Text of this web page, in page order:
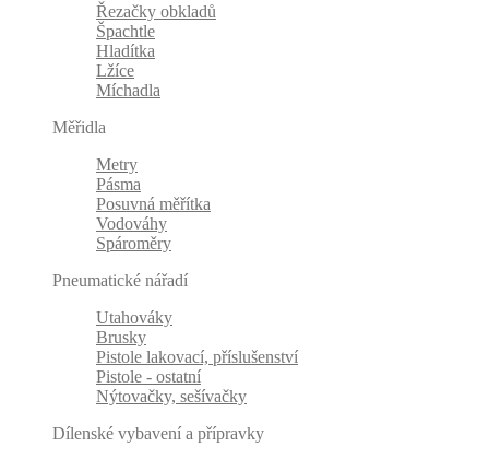
Řezačky obkladů
Špachtle
Hladítka
Lžíce
Míchadla
Měřidla
Metry
Pásma
Posuvná měřítka
Vodováhy
Spároměry
Pneumatické nářadí
Utahováky
Brusky
Pistole lakovací, příslušenství
Pistole - ostatní
Nýtovačky, sešívačky
Dílenské vybavení a přípravky